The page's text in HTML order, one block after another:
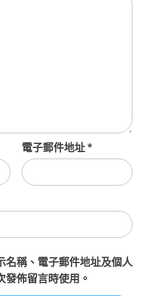
電子郵件地址*
名稱、電子郵件地址及個人
發佈留言時使用。